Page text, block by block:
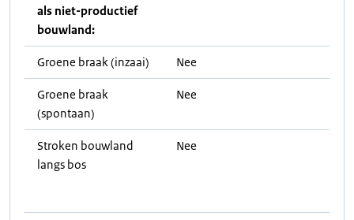
als niet-productief
bouwland:
Groene braak (inzaai) Nee
Groene braak
(spontaan)
Nee
Stroken bouwland
langs bos
Nee